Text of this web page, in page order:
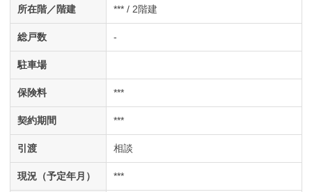
所在階／階建 *** / 2階建
総戸数 -
駐車場
保険料 ***
契約期間 ***
引渡 相談
現況（予定年月） ***